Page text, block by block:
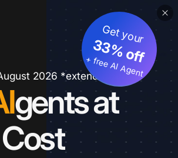
2026 *extended
gents at
Get your
33% off
+ free AI Agent